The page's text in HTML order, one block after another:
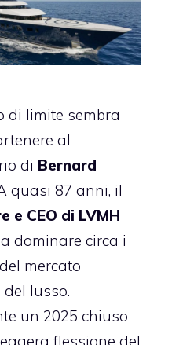
di limite sembra
al
di Bernard
quasi 87 anni, il
e CEO di LVMH
dominare circa i
mercato
lusso.
un 2025 chiuso
flessione del